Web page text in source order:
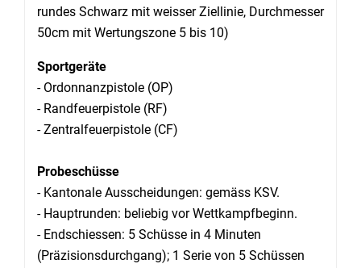
rundes Schwarz mit weisser Ziellinie, Durchmesser
50cm mit Wertungszone 5 bis 10)
Sportgeräte
- Ordonnanzpistole (OP)
- Randfeuerpistole (RF)
- Zentralfeuerpistole (CF)
Probeschüsse
- Kantonale Ausscheidungen: gemäss KSV.
- Hauptrunden: beliebig vor Wettkampfbeginn.
- Endschiessen: 5 Schüsse in 4 Minuten
(Präzisionsdurchgang); 1 Serie von 5 Schüssen